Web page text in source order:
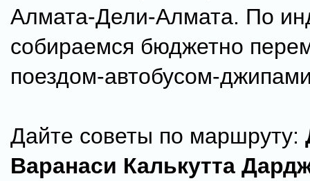
Алмата-Дели-Алмата. По
собираемся бюджетно
поездом-автобусом-
Дайте советы по маршруту:
Варанаси Калькутта